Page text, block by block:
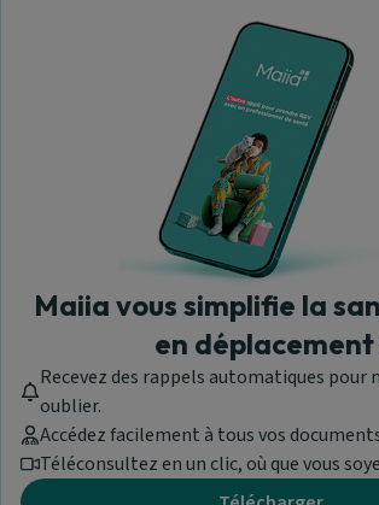
Maiia vous simplifie la
en déplacement
Recevez des rappels automatiques pour
oublier.
Accédez facilement à tous vos
Téléconsultez en un clic, où que vous